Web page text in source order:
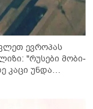
ევროპას
"რუსები მობი­
კაცი უნდა